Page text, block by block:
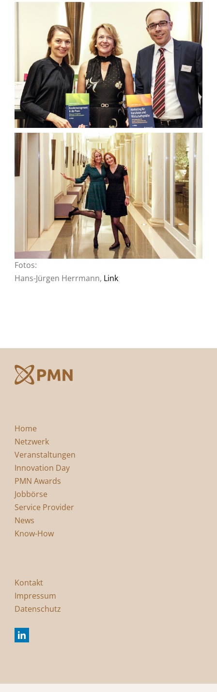
Fotos:
Hans-Jürgen Herrmann, Link
Home
Netzwerk
Veranstaltungen
Innovation Day
PMN Awards
Jobbörse
Service Provider
News
Know-How
Kontakt
Impressum
Datenschutz